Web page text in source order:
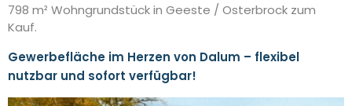
798 m² Wohngrundstück in Geeste / Osterbrock zum
Kauf.
Gewerbefläche im Herzen von Dalum – flexibel
nutzbar und sofort verfügbar!